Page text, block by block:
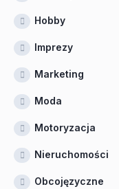
Hobby
Imprezy
Marketing
Moda
Motoryzacja
Nieruchomości
Obcojęzyczne